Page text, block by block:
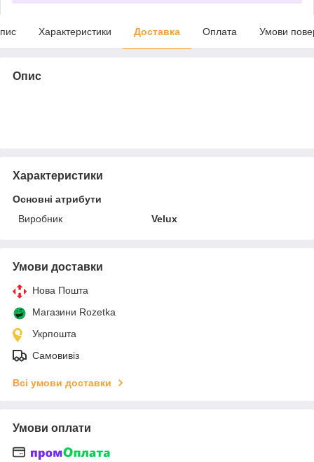
Характеристики Доставка Оплата Умови
Опис
Характеристики
Основні атрибути
Виробник
Velux
Умови доставки
Нова Пошта
Магазини Rozetka
Укрпошта
Самовивіз
Всі умови доставки
Умови оплати